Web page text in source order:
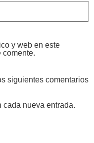
y web en este
comente.
siguientes comentarios
cada nueva entrada.